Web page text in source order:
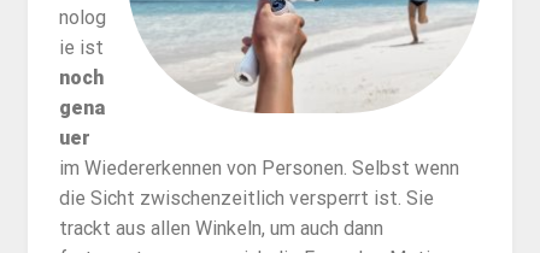
nolog
ie ist
noch
gena
uer
im Wiedererkennen von Personen. Selbst wenn
die Sicht zwischenzeitlich versperrt ist. Sie
trackt aus allen Winkeln, um auch dann